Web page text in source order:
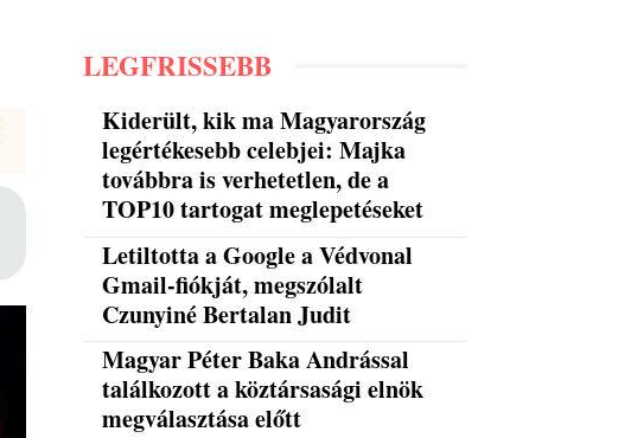
LEGFRISSEBB
Kiderült, kik ma Magyarország
legértékesebb celebjei: Majka
továbbra is verhetetlen, de a
TOP10 tartogat meglepetéseket
Letiltotta a Google a Védvonal
Gmail-fiókját, megszólalt
Czunyiné Bertalan Judit
Magyar Péter Baka Andrással
találkozott a köztársasági elnök
megválasztása előtt